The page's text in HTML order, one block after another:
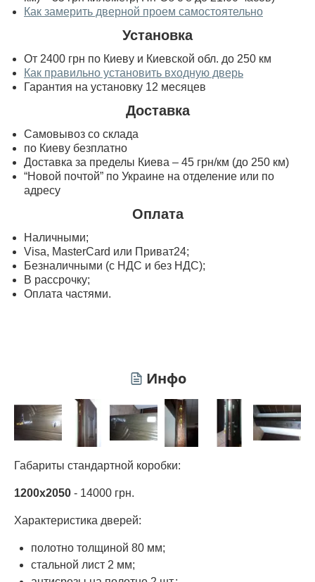
Как замерить дверной проем самостоятельно
Установка
От 2400 грн по Киеву и Киевской обл. до 250 км
Как правильно установить входную дверь
Гарантия на установку 12 месяцев
Доставка
Самовывоз со склада
по Киеву безплатно
Доставка за пределы Киева – 45 грн/км (до 250 км)
“Новой почтой” по Украине на отделение или по
адресу
Оплата
Наличными;
Visa, MasterСard или Приват24;
Безналичными (с НДС и без НДС);
В рассрочку;
Оплата частями.
Инфо
Габариты стандартной коробки:
1200х2050 - 14000 грн.
Характеристика дверей:
полотно толщиной 80 мм;
стальной лист 2 мм;